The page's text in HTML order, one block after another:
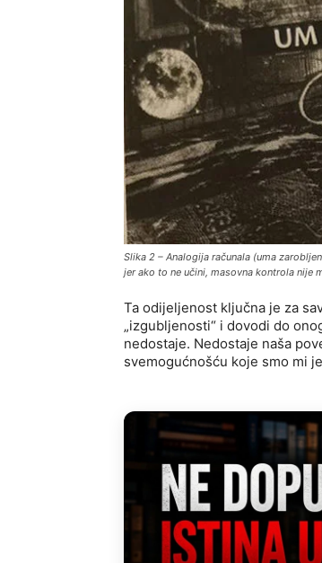
Slika 2 – Analogija računala (uma
jer ako to ne učini, masovna kontrola nije
Ta odijeljenost ključna je za
„izgubljenosti“ i dovodi do
nedostaje. Nedostaje naša
svemogućnošću koje smo mi